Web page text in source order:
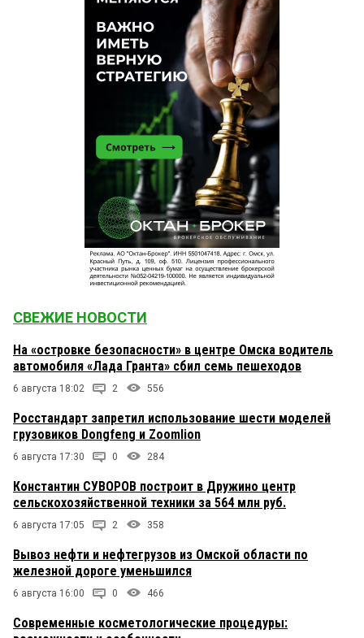
СВЕЖИЕ НОВОСТИ
На «островке безопасности» в центре Омска водитель
автомобиля «Лада Гранта» сбил семь пешеходов
6 августа 18:02 2 556
Росстандарт запретил использование шести моделей
грузовиков Dongfeng и Zoomlion
6 августа 17:30 0 284
Константин СУВОРОВ построит в Дружино центр
сельскохозяйственной техники за 564 млн руб.
6 августа 17:05 2 358
Вывоз нефти и нефтегрузов из Омской области по
железной дороге уменьшился
6 августа 16:00 0 466
Современные косметологические процедуры: